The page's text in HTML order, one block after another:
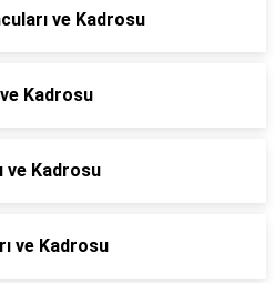
ve Kadrosu
ve Kadrosu
ve Kadrosu
ve Kadrosu